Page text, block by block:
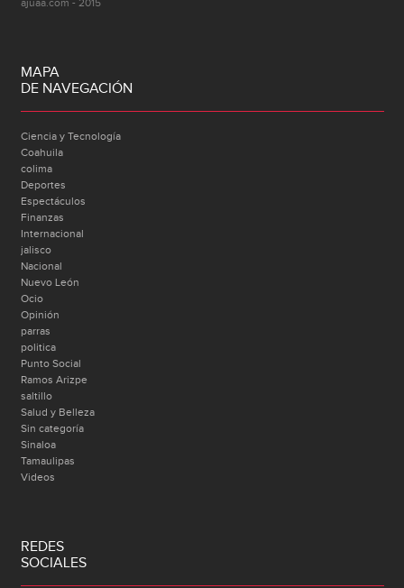
ajuaa.com - 2015
MAPA
DE NAVEGACIÓN
Ciencia y Tecnología
Coahuila
colima
Deportes
Espectáculos
Finanzas
Internacional
jalisco
Nacional
Nuevo León
Ocio
Opinión
parras
politica
Punto Social
Ramos Arizpe
saltillo
Salud y Belleza
Sin categoría
Sinaloa
Tamaulipas
Videos
REDES
SOCIALES